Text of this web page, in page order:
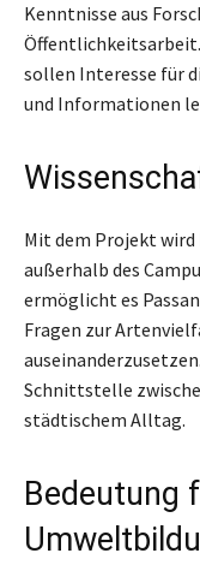
Kenntnisse aus
sollen Interesse für
und Informationen
Mit dem Projekt wird
außerhalb des
ermöglicht es
Fragen zur
Schnittstelle
städtischem Alltag.
Bedeutung